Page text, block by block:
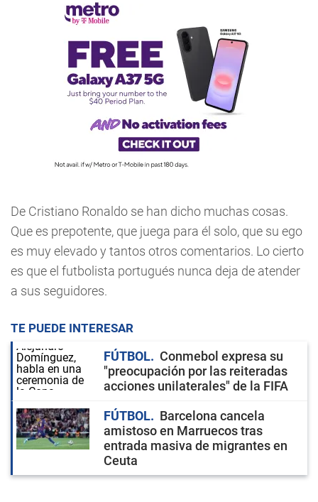
De Cristiano Ronaldo se han dicho muchas cosas.
Que es prepotente, que juega para él solo, que su ego
es muy elevado y tantos otros comentarios. Lo cierto
es que el futbolista portugués nunca deja de atender
a sus seguidores.
TE PUEDE INTERESAR
FÚTBOL
Conmebol expresa su
"preocupación por las reiteradas
acciones unilaterales" de la FIFA
FÚTBOL
Barcelona cancela
amistoso en Marruecos tras
entrada masiva de migrantes en
Ceuta